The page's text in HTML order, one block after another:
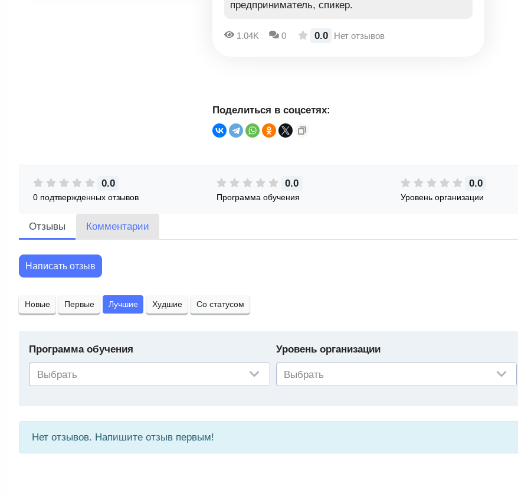
предприниматель, спикер.
1.04K 0 0.0 Нет отзывов
Поделиться в соцсетях:
0.0
0 подтвержденных отзывов
0.0
Программа обучения
0.0
Уровень организации
Отзывы Комментарии
Написать отзыв
Новые Первые Лучшие Худшие Со статусом
Программа обучения
Выбрать
Уровень организации
Выбрать
Нет отзывов. Напишите отзыв первым!